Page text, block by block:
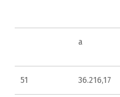
a
51 36.216,17